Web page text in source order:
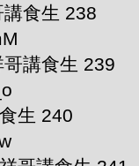
食生 238
講食生 239
生 240